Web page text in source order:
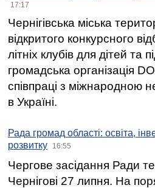
17:17
Чернігівська міська
відкритого конкурсного
літніх клубів для дітей та
громадська організація
співпраці з міжнародною
в Україні.
Рада громад області: освіта,
розвитку
16:55
Чергове засідання Ради
Чернігові 27 липня. На